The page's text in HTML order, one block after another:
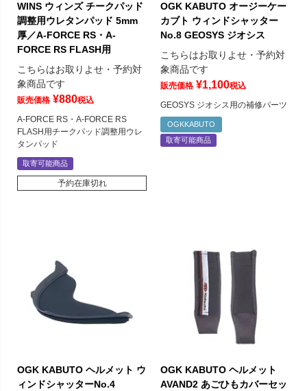
WINS ウィンズ チークパッド
調整用ウレタンパッド 5mm
厚／A-FORCE RS・A-
FORCE RS FLASH用
こちらはお取りよせ・予約対
象商品です
販売価格 ¥880税込
A-FORCE RS・A-FORCE RS
FLASH用チークパッド調整用ウレ
タンパッド
取寄可能商品
予約在庫切れ
OGK KABUTO オージーケー
カブト ウィンドシャッター
No.8 GEOSYS ジオシス
こちらはお取りよせ・予約対
象商品です
販売価格 ¥1,100税込
GEOSYS ジオシス用の補修パーツ
OGKKABUTO
取寄可能商品
OGK KABUTO ヘルメット ウ
ィンドシャッターNo.4
OGK KABUTO ヘルメット
AVAND2 あごひもカバーセッ